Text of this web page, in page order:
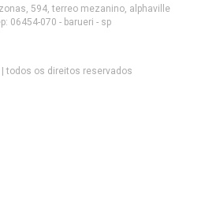
594, terreo mezanino, alphaville
06454-070 - barueri - sp
todos os direitos reservados